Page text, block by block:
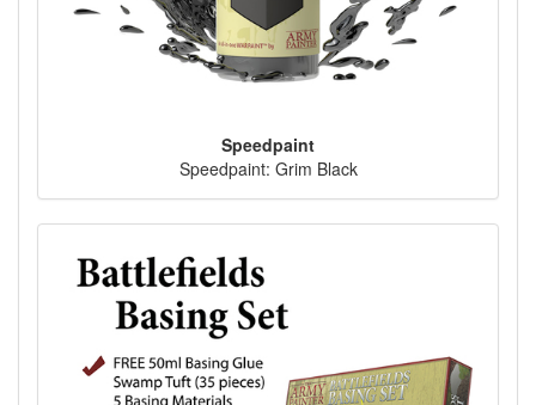
Speedpaint
Speedpaint: Grim Black